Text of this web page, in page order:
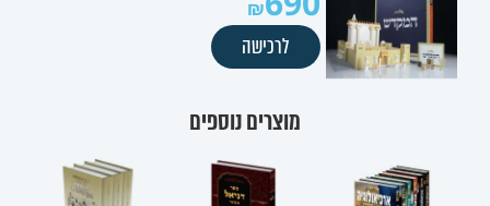
לרכישה
מוצרים נוספים